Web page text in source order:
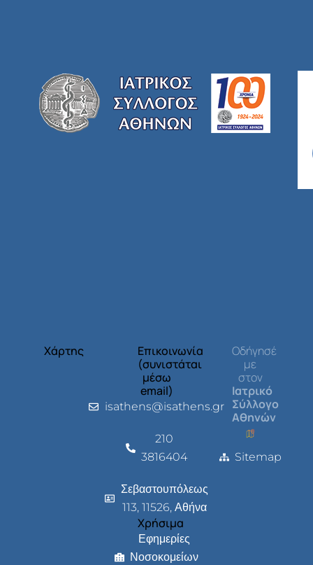
Χάρτης
Επικοινωνία
(συνιστάται
μέσω
email)
isathens@isathens.gr
210
3816404
Σεβαστουπόλεως
113, 11526, Αθήνα
Χρήσιμα
Εφημερίες
Νοσοκομείων
Οδήγησέ
με
στον
Ιατρικό
Σύλλογο
Αθηνών
Sitemap